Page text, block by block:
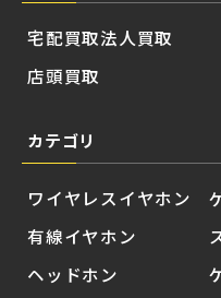
宅配買取
店頭買取
法人買取
カテゴリ
ワイヤレスイヤホン
有線イヤホン
ヘッドホン